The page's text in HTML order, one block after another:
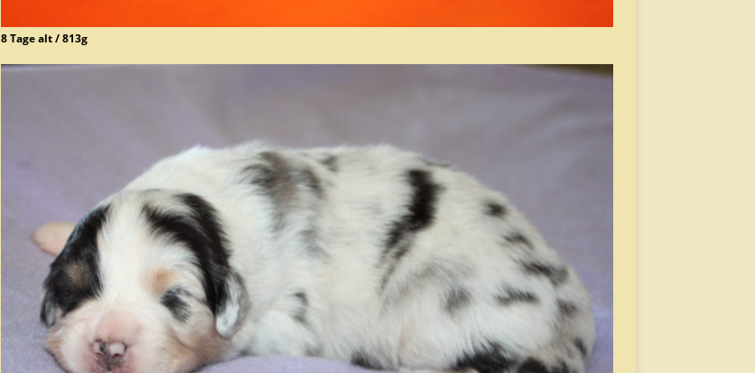
8 Tage alt / 813g